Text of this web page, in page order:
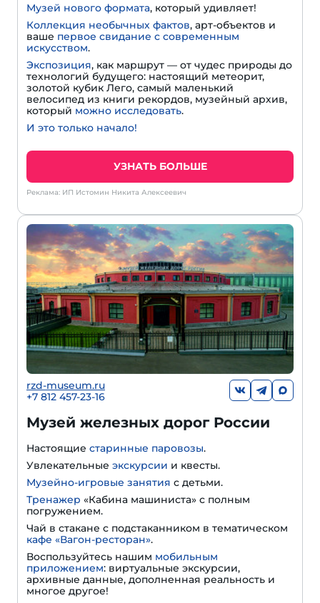
Музей нового формата, который удивляет!
Коллекция необычных фактов, арт-объектов и
ваше первое свидание с современным
искусством.
Экспозиция, как маршрут — от чудес природы до
технологий будущего: настоящий метеорит,
золотой кубик Лего, самый маленький
велосипед из книги рекордов, музейный архив,
который можно исследовать.
И это только начало!
УЗНАТЬ БОЛЬШЕ
Реклама: ИП Истомин Никита Алексеевич
rzd-museum.ru
+7 812 457-23-16
Музей железных дорог России
Настоящие старинные паровозы.
Увлекательные экскурсии и квесты.
Музейно-игровые занятия с детьми.
Тренажер «Кабина машиниста» с полным
погружением.
Чай в стакане с подстаканником в тематическом
кафе «Вагон-ресторан».
Воспользуйтесь нашим мобильным
приложением: виртуальные экскурсии,
архивные данные, дополненная реальность и
многое другое!